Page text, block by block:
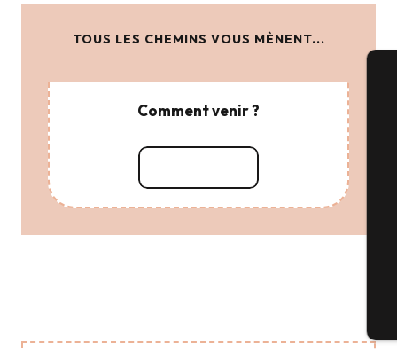
TOUS LES CHEMINS VOUS MÈNENT...
Comment venir ?